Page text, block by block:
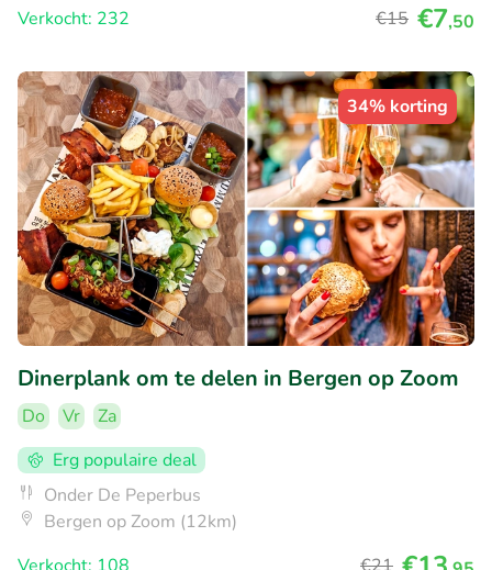
Verkocht: 232
€15 €7,50
34% korting
Dinerplank om te delen in Bergen op Zoom
Do Vr
Za
Erg populaire deal
Onder De Peperbus
Bergen op Zoom (12km)